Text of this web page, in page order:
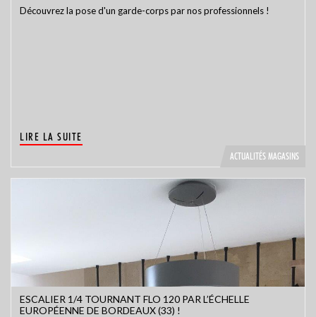
Découvrez la pose d'un garde-corps par nos professionnels !
LIRE LA SUITE
ACTUALITÉS MAGASINS
ESCALIER 1/4 TOURNANT FLO 120 PAR L’ÉCHELLE
EUROPÉENNE DE BORDEAUX (33) !